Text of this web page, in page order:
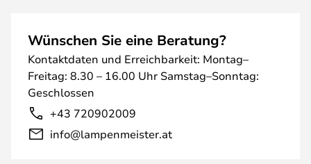
Wünschen Sie eine Beratung?
Kontaktdaten und Erreichbarkeit: Montag–
Freitag: 8.30 – 16.00 Uhr Samstag–Sonntag:
Geschlossen
+43 720902009
info@lampenmeister.at